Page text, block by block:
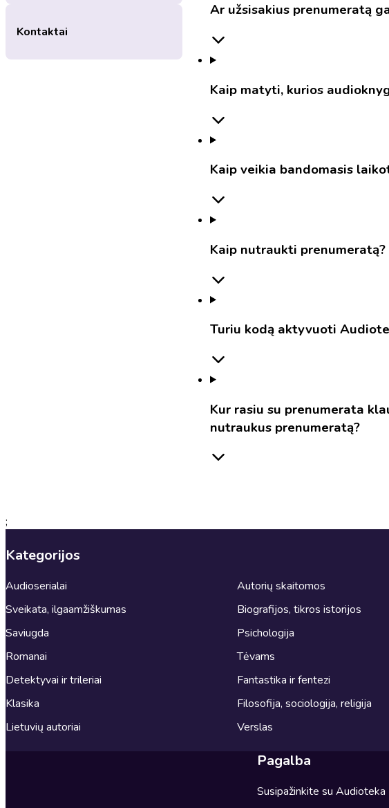
Kontaktai
Ar užsisakius prenumeratą
Kaip matyti, kurios
Kaip veikia bandomasis
Kaip nutraukti prenumeratą?
Turiu kodą aktyvuoti
Kur rasiu su prenumerata
nutraukus prenumeratą?
;
Kategorijos
Audioserialai
Sveikata, ilgaamžiškumas
Saviugda
Romanai
Detektyvai ir trileriai
Klasika
Lietuvių autoriai
Autorių skaitomos
Biografijos, tikros istorijos
Psichologija
Tėvams
Fantastika ir fentezi
Filosofija, sociologija, religija
Verslas
Pagalba
Susipažinkite su Audioteka